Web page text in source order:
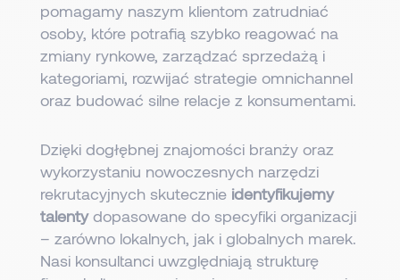
pomagamy naszym klientom zatrudniać
osoby, które potrafią szybko reagować na
zmiany rynkowe, zarządzać sprzedażą i
kategoriami, rozwijać strategie omnichannel
oraz budować silne relacje z konsumentami.
Dzięki dogłębnej znajomości branży oraz
wykorzystaniu nowoczesnych narzędzi
rekrutacyjnych skutecznie identyfikujemy
talentydopasowane do specyfiki organizacji
– zarówno lokalnych, jak i globalnych marek.
Nasi konsultanci uwzględniają strukturę